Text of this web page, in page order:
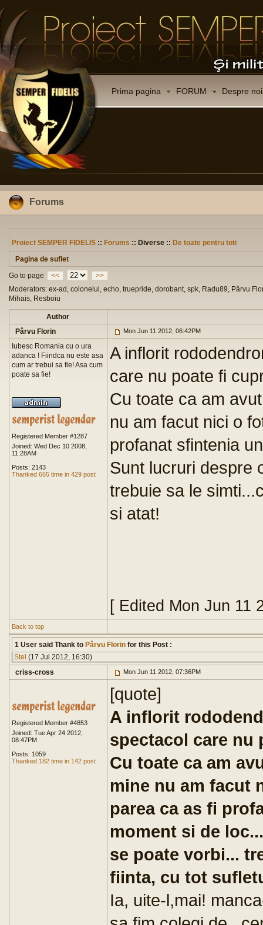
Prima pagina FORUM Despre noi
Forums
Proiect SEMPER FIDELIS :: Forums :: Diverse :: De toate pentru toti
Pagina de suflet
Go to page
<<
>>
Moderators: ex-ad, colonelul, echo, truepride, dorobant, spk, Radu89, Pârvu
Mihais, Resboiu
Author
Pârvu Florin
Mon Jun 11 2012, 06:42PM
Iubesc Romania cu o ura
adanca ! Fiindca nu este asa
cum ar trebui sa fie! Asa cum
poate sa fie!
Registered Member #1287
Joined: Wed Dec 10 2008,
11:28AM
Posts: 2143
Thanked 665 time in 429 post
A inflorit
care nu poate fi
Cu toate ca am
nu am facut nici o
profanat sfintenia
Sunt lucruri despre
trebuie sa le
si atat!
[ Edited Mon Jun 11
Back to top
1 User said Thank to Pârvu Florin for this Post :
Stel (17 Jul 2012, 16:30)
criss-cross
Mon Jun 11 2012, 07:36PM
Registered Member #4853
Joined: Tue Apr 24 2012,
08:47PM
Posts: 1059
Thanked 182 time in 142 post
[quote]
A inflorit
spectacol care nu
Cu toate ca am
mine nu am facut
parea ca as fi
moment si de
se poate vorbi...
fiinta, cu tot
Ia, uite-l,mai!